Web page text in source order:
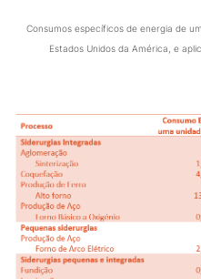
Consumos específicos de energia de
Estados Unidos da América, e